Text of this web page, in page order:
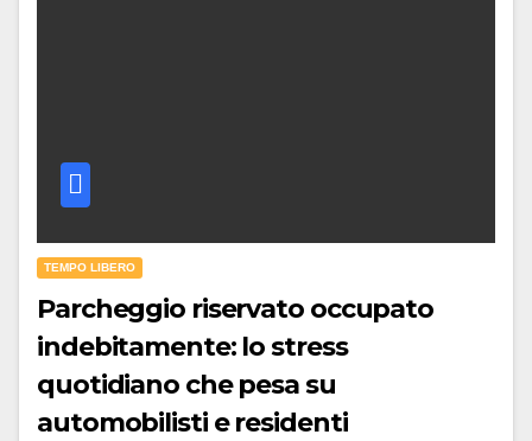
TEMPO LIBERO
Parcheggio riservato occupato
indebitamente: lo stress
quotidiano che pesa su
automobilisti e residenti